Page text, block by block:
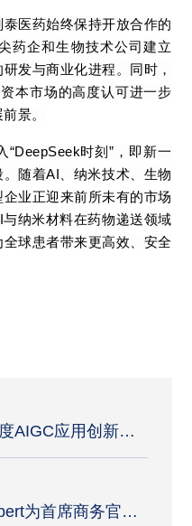
医药始终保持开放合作的
药企和生物技术公司建立
发与商业化进程。同时，
本市场的高度认可进一步
景。
时刻”，即新一
随着AI、纳米技术、生物
业正迎来前所未有的市场
纳米材料在药物递送领域
球患者带来更高效、安全
AIGC应用创新
为首席商务官，